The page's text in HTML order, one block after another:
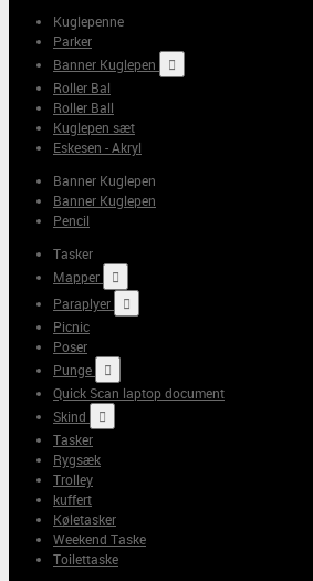
Kuglepenne
Parker
Banner Kuglepen

Roller Bal
Roller Ball
Kuglepen sæt
Eskesen - Akryl
Banner Kuglepen
Banner Kuglepen
Pencil
Tasker
Mapper

Paraplyer

Picnic
Poser
Punge

Quick Scan laptop document
Skind

Tasker
Rygsæk
Trolley
kuffert
Køletasker
Weekend Taske
Toilettaske